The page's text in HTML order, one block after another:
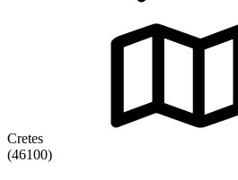
Cretes
(46100)